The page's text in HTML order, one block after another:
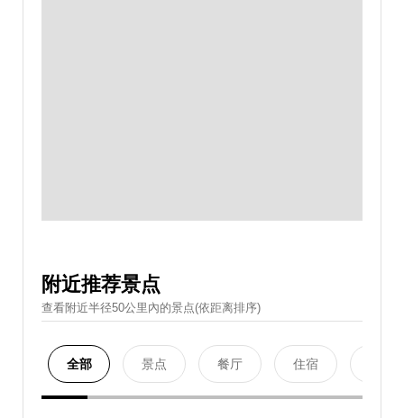
附近推荐景点
查看附近半径50公里內的景点(依距离排序)
全部 景点 餐厅 住宿